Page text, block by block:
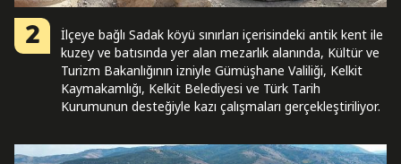
2
İlçeye bağlı Sadak köyü sınırları içerisindeki antik kent ile
kuzey ve batısında yer alan mezarlık alanında, Kültür ve
Turizm Bakanlığının izniyle Gümüşhane Valiliği, Kelkit
Kaymakamlığı, Kelkit Belediyesi ve Türk Tarih
Kurumunun desteğiyle kazı çalışmaları gerçekleştiriliyor.